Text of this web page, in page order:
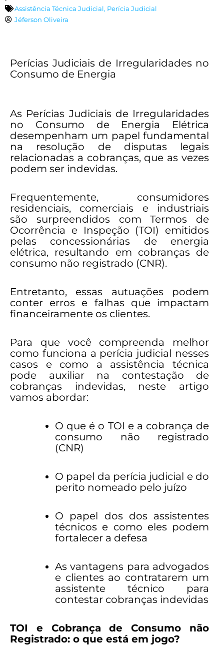
Assistência Técnica Judicial, Perícia Judicial
Jéferson Oliveira
Perícias Judiciais de Irregularidades no
Consumo de Energia
As Perícias Judiciais de Irregularidades
no Consumo de Energia Elétrica
desempenham um papel fundamental
na resolução de disputas legais
relacionadas a cobranças, que as vezes
podem ser indevidas.
Frequentemente, consumidores
residenciais, comerciais e industriais
são surpreendidos com Termos de
Ocorrência e Inspeção (TOI) emitidos
pelas concessionárias de energia
elétrica, resultando em cobranças de
consumo não registrado (CNR).
Entretanto, essas autuações podem
conter erros e falhas que impactam
financeiramente os clientes.
Para que você compreenda melhor
como funciona a perícia judicial nesses
casos e como a assistência técnica
pode auxiliar na contestação de
cobranças indevidas, neste artigo
vamos abordar:
O que é o TOI e a cobrança de
consumo não registrado
(CNR)
O papel da perícia judicial e do
perito nomeado pelo juízo
O papel dos dos assistentes
técnicos e como eles podem
fortalecer a defesa
As vantagens para advogados
e clientes ao contratarem um
assistente técnico para
contestar cobranças indevidas
TOI e Cobrança de Consumo não
Registrado: o que está em jogo?